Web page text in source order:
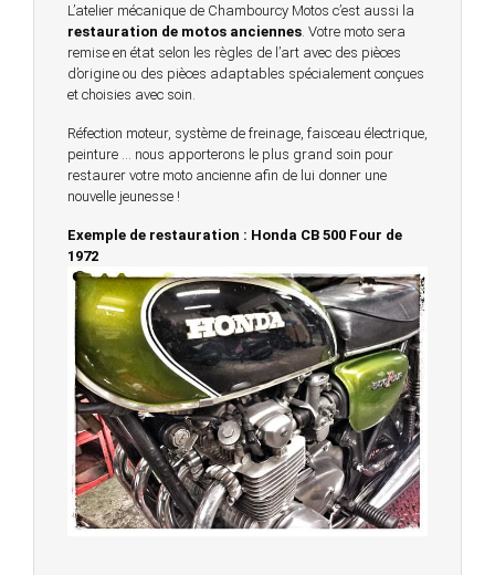
L’atelier mécanique de Chambourcy Motos c’est aussi la
restauration de motos anciennes . Votre moto sera
remise en état selon les règles de l’art avec des pièces
d’origine ou des pièces adaptables spécialement conçues
et choisies avec soin.
Réfection moteur, système de freinage, faisceau électrique,
peinture … nous apporterons le plus grand soin pour
restaurer votre moto ancienne afin de lui donner une
nouvelle jeunesse !
Exemple de restauration : Honda CB 500 Four de
1972
© 2023 -Chambourcy Motos 78 - 7bis chemin de la
Forêt - 78240 - Chambourcy -
Garage Motos et Scooters depuis 20 ans à votre
service entre Saint Germain en Laye et Poissy
Achat de motos et scooters - Dépôt vente - Réparation
- Concessionnaire Voge - Concessionnaire
Multimarques